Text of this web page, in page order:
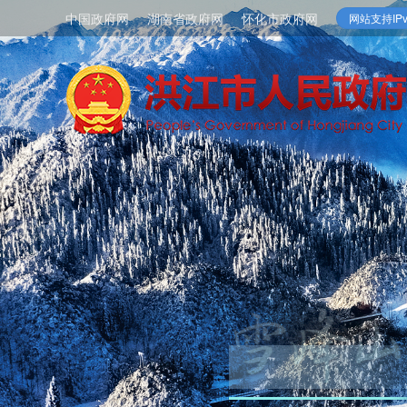
中国政府网 湖南省政府网 怀化市政府网 网站支持